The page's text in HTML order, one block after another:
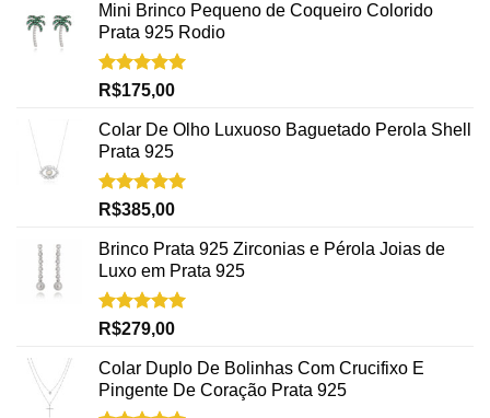
Mini Brinco Pequeno de Coqueiro Colorido
Prata 925 Rodio
Avaliação
R$175,00
Colar De Olho Luxuoso Baguetado Perola Shell
Prata 925
Avaliação
R$385,00
Brinco Prata 925 Zirconias e Pérola Joias de
Luxo em Prata 925
Avaliação
R$279,00
Colar Duplo De Bolinhas Com Crucifixo E
Pingente De Coração Prata 925